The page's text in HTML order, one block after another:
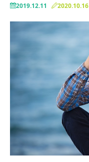
2019.12.11 2020.10.16